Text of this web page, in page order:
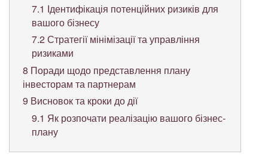
7.1 Ідентифікація потенційних ризиків для
вашого бізнесу
7.2Стратегії мінімізації та управління
ризиками
8 Поради щодо представлення плану
інвесторам та партнерам
9 Висновок та кроки до дії
9.1 Як розпочати реалізацію вашого бізнес-
плану